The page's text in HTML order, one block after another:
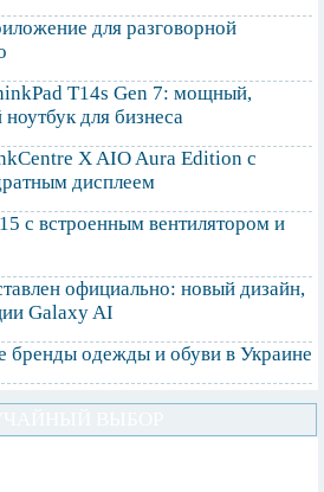
для разговорной
T14s Gen 7: мощный,
для бизнеса
X AIO Aura Edition с
дисплеем
с встроенным вентилятором и
официально: новый дизайн,
Galaxy AI
бренды одежды и обуви в Украине